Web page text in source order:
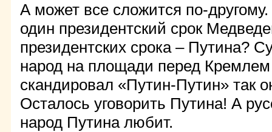
А может все сложится по-другому.
один президентский срок
президентских срока – Путина?
народ на площади перед
скандировал «Путин-Путин» так
Осталось уговорить Путина! А
народ Путина любит.